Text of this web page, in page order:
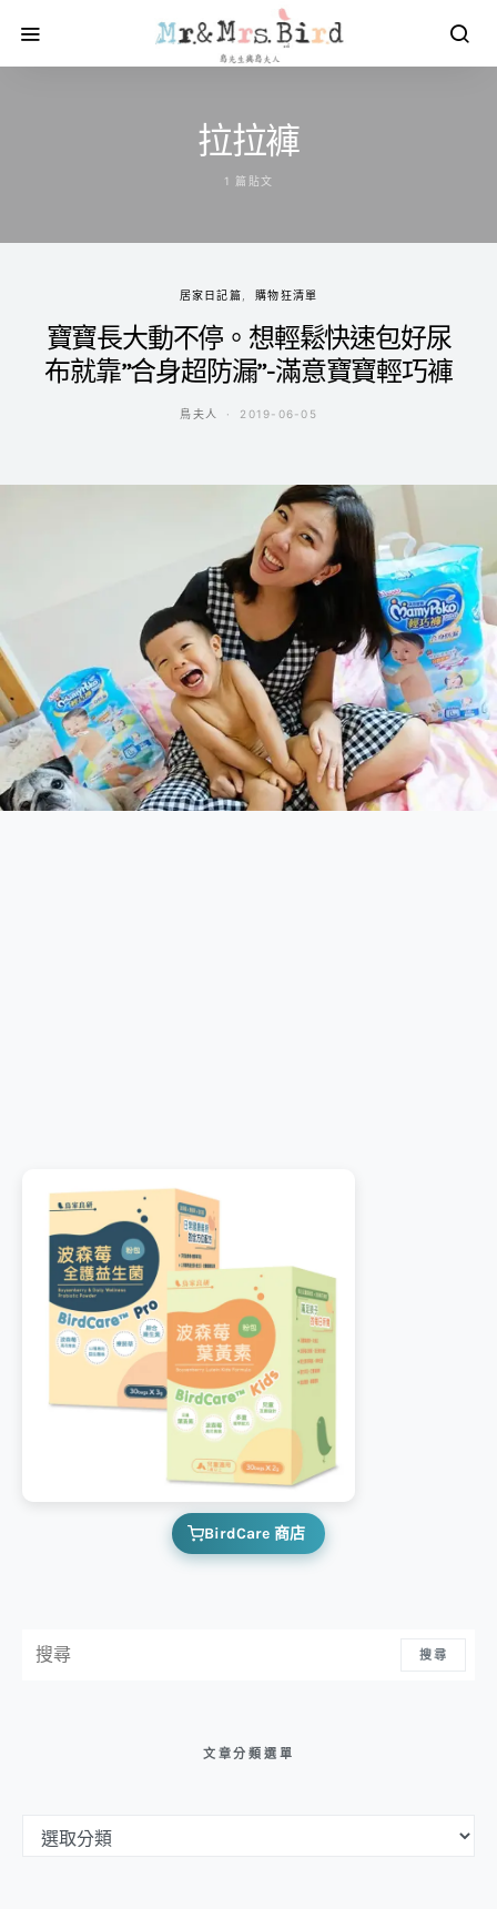
拉拉褲
1 篇貼文
居家日記篇 購物狂清單
寶寶長大動不停。想輕鬆快速包好尿
布就靠”合身超防漏”-滿意寶寶輕巧褲
鳥夫人 2019-06-05
BirdCare 商店
搜尋
文章分類選單